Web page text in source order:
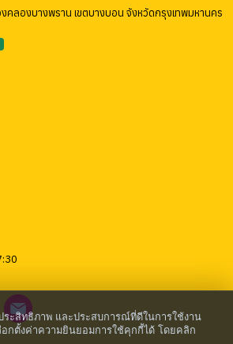
คลองบางพราน เขตบางบอน จังหวัดกรุงเทพมหานคร
ระสิทธิภาพ และประสบการณ์ที่ดีในการใช้งาน
อกตั้งค่าความยินยอมการใช้คุกกี้ได้ โดยคลิก